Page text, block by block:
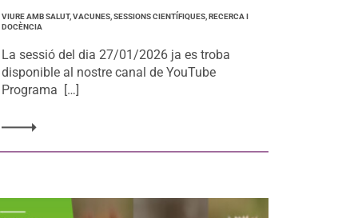
VIURE AMB SALUT, VACUNES, SESSIONS CIENTÍFIQUES, RECERCA I
DOCÈNCIA
La sessió del dia 27/01/2026 ja es troba
disponible al nostre canal de YouTube
Programa […]